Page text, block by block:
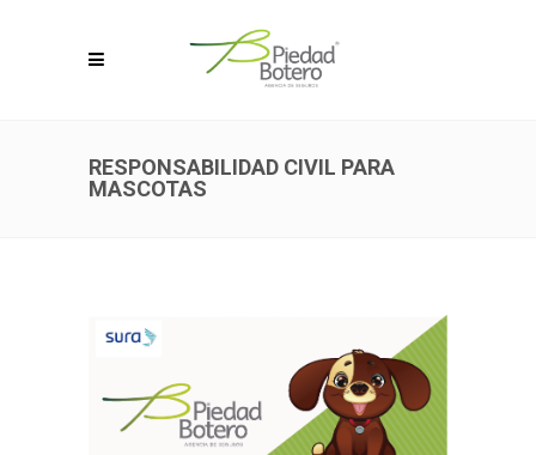
RESPONSABILIDAD CIVIL PARA
MASCOTAS